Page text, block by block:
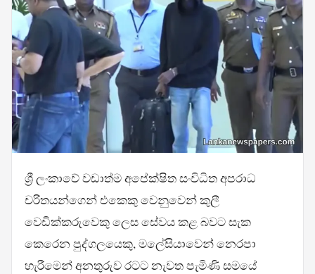
ශ්‍රී ලංකාවේ වඩාත්ම අපේක්ෂිත සංවිධිත අපරාධ
චරිතයන්ගෙන් එකෙකු වෙනුවෙන් කුලී
වෙඩික්කරුවෙකු ලෙස සේවය කළ බවට සැක
කෙරෙන පුද්ගලයෙකු, මලේසියාවෙන් නෙරපා
හැරීමෙන් අනතුරුව රටට නැවත පැමිණි සමයේ